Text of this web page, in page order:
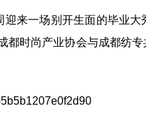
迎来一场别开生面的毕业
都时尚产业协会与成都纺